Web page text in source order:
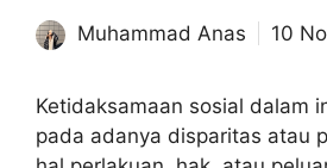
Muhammad Anas 10
Ketidaksamaan sosial dalam
pada adanya disparitas atau